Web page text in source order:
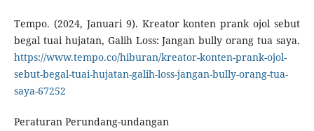
Tempo. (2024, Januari 9). Kreator konten prank ojol sebut
begal tuai hujatan, Galih Loss: Jangan bully orang tua saya.
https://www.tempo.co/hiburan/kreator-konten-prank-ojol-
sebut-begal-tuai-hujatan-galih-loss-jangan-bully-orang-tua-
saya-67252
Peraturan Perundang-undangan